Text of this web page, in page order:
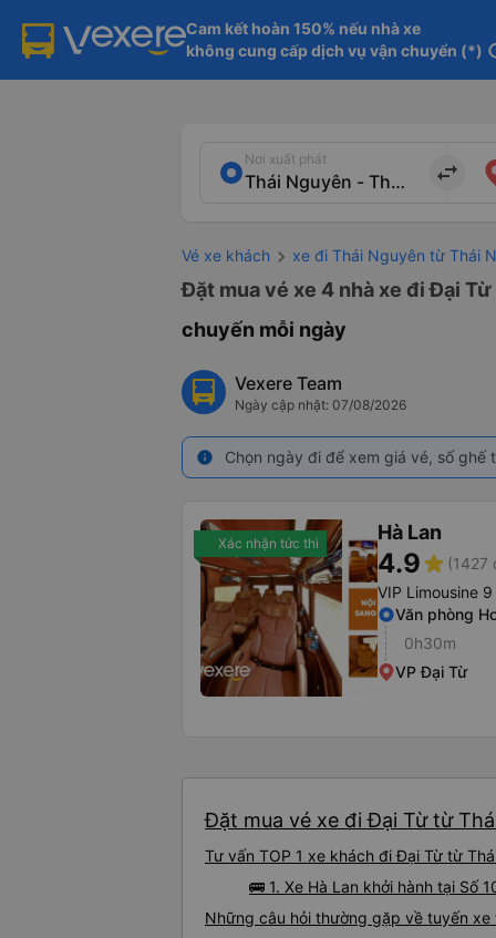
Cam kết hoàn 150% nếu nhà xe
không cung cấp dịch vụ vận chuyển (*)
Nơi xuất phát
import_export
Vé xe khách xe đi Thái Nguyên từ Thái
Đặt mua vé xe 4 nhà xe đi Đại
chuyến mỗi ngày
Vexere Team
Ngày cập nhật: 07/08/2026
info Chọn ngày đi để xem giá vé, số
Xác nhận tức thì Hà Lan
4.9star (1427
VIP Limousine
Văn phòng
0h30m
VP Đại Từ
Đặt mua vé xe đi Đại Từ từ
Tư vấn TOP 1 xe khách đi Đại Từ từ
🚌 1. Xe Hà Lan khởi hành tại Số
Những câu hỏi thường gặp về tuyến